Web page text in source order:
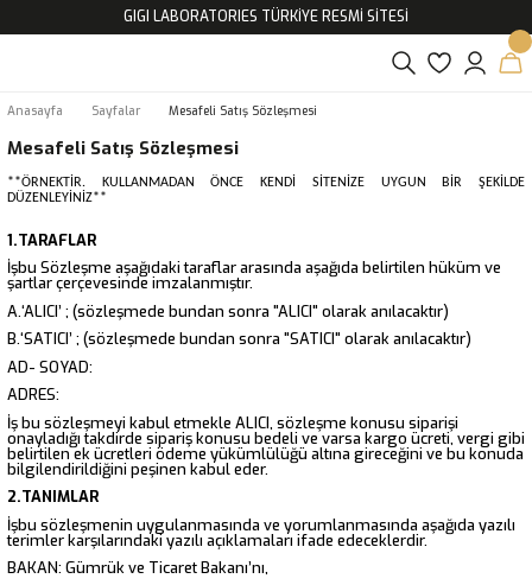
GIGI LABORATORIES TÜRKİYE RESMİ SİTESİ
Anasayfa Sayfalar Mesafeli Satış Sözleşmesi
Mesafeli Satış Sözleşmesi
**ÖRNEKTİR. KULLANMADAN ÖNCE KENDİ SİTENİZE UYGUN BİR ŞEKİLDE
DÜZENLEYİNİZ**
1.TARAFLAR
İşbu Sözleşme aşağıdaki taraflar arasında aşağıda belirtilen hüküm ve
şartlar çerçevesinde imzalanmıştır.
A.‘ALICI’ ; (sözleşmede bundan sonra "ALICI" olarak anılacaktır)
B.‘SATICI’ ; (sözleşmede bundan sonra "SATICI" olarak anılacaktır)
AD- SOYAD:
ADRES:
İş bu sözleşmeyi kabul etmekle ALICI, sözleşme konusu siparişi
onayladığı takdirde sipariş konusu bedeli ve varsa kargo ücreti, vergi gibi
belirtilen ek ücretleri ödeme yükümlülüğü altına gireceğini ve bu konuda
bilgilendirildiğini peşinen kabul eder.
2.TANIMLAR
İşbu sözleşmenin uygulanmasında ve yorumlanmasında aşağıda yazılı
terimler karşılarındaki yazılı açıklamaları ifade edeceklerdir.
BAKAN: Gümrük ve Ticaret Bakanı’nı,